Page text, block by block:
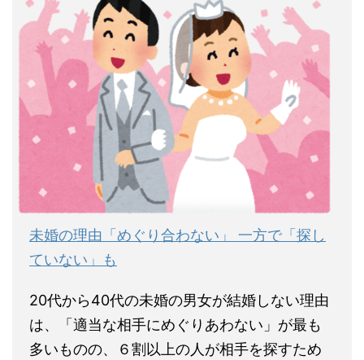
未婚の理由「めぐり合わない」 一方で「探し
ていない」も
20代から40代の未婚の男女が結婚しない理由
は、「適当な相手にめぐりあわない」が最も
多いものの、６割以上の人が相手を探すため